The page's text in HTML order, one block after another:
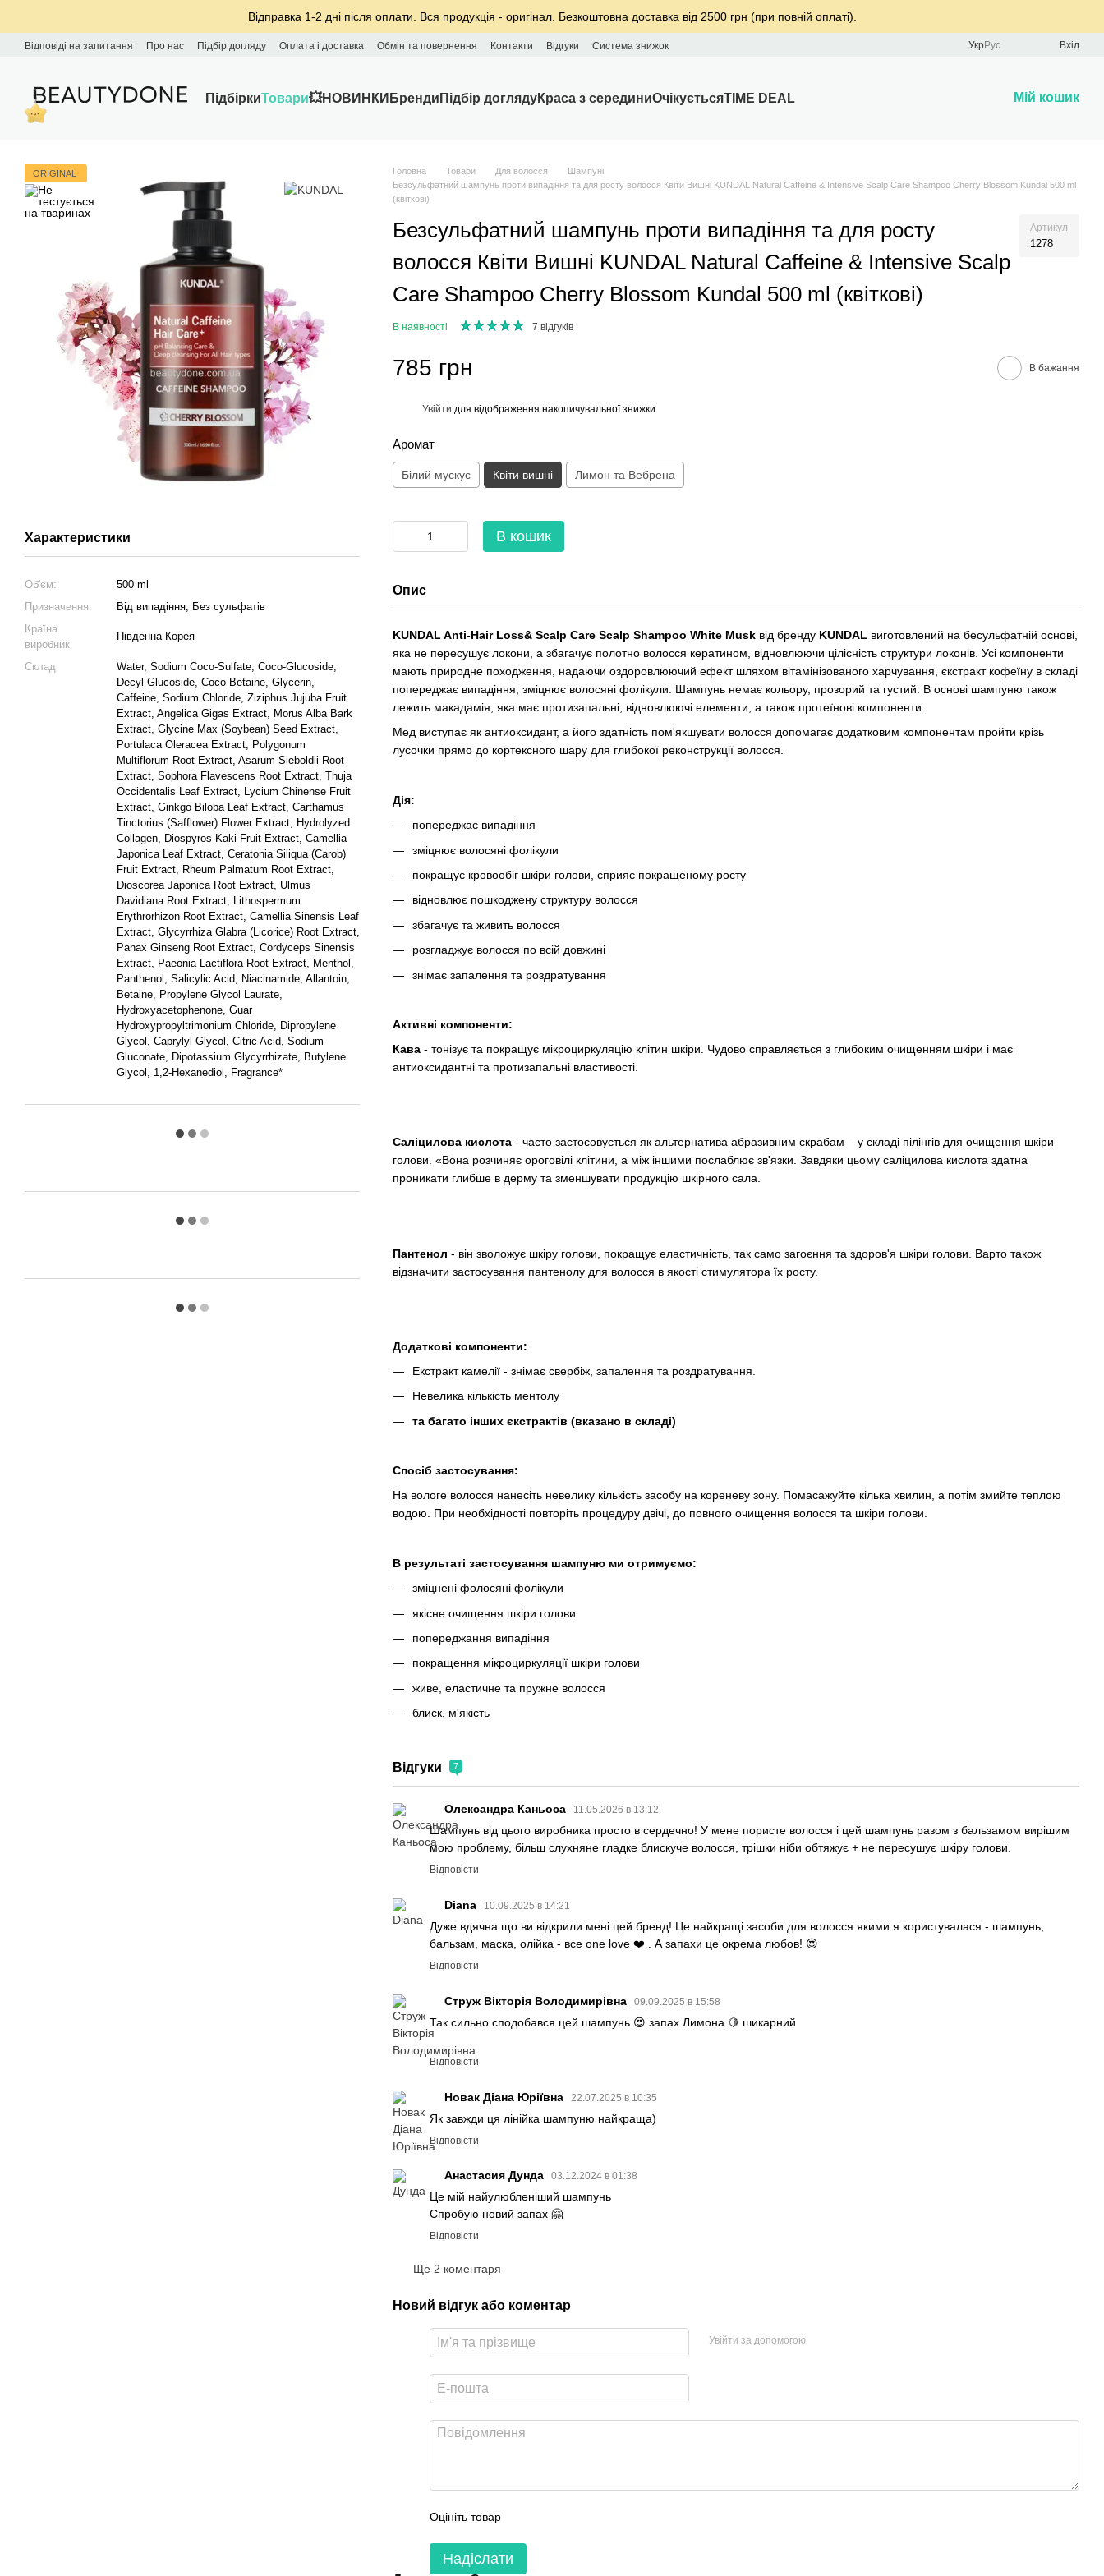
Відправка 1-2 дні після оплати. Вся продукція - оригінал. Безкоштовна доставка від 2500 грн (при повній оплаті).
Відповіді на запитання Про нас Підбір догляду Оплата і доставка Обмін та повернення Контакти Відгуки Система знижок УкрРус Вхід
ПідбіркиТовари💥НОВИНКИ Бренди Підбір доглядуКраса з серединиОчікуєтьсяTIME DEAL Мій кошик
ORIGINAL
Характеристики
Об'єм:
500 ml
Призначення:
Від випадіння, Без сульфатів
Країна
виробник
Південна Корея
Склад
Water, Sodium Coco-Sulfate, Coco-Glucoside,
Decyl Glucoside, Coco-Betaine, Glycerin,
Caffeine, Sodium Chloride, Ziziphus Jujuba Fruit
Extract, Angelica Gigas Extract, Morus Alba Bark
Extract, Glycine Max (Soybean) Seed Extract,
Portulaca Oleracea Extract, Polygonum
Multiflorum Root Extract, Asarum Sieboldii Root
Extract, Sophora Flavescens Root Extract, Thuja
Occidentalis Leaf Extract, Lycium Chinense Fruit
Extract, Ginkgo Biloba Leaf Extract, Carthamus
Tinctorius (Safflower) Flower Extract, Hydrolyzed
Collagen, Diospyros Kaki Fruit Extract, Camellia
Japonica Leaf Extract, Ceratonia Siliqua (Carob)
Fruit Extract, Rheum Palmatum Root Extract,
Dioscorea Japonica Root Extract, Ulmus
Davidiana Root Extract, Lithospermum
Erythrorhizon Root Extract, Camellia Sinensis Leaf
Extract, Glycyrrhiza Glabra (Licorice) Root Extract,
Panax Ginseng Root Extract, Cordyceps Sinensis
Extract, Paeonia Lactiflora Root Extract, Menthol,
Panthenol, Salicylic Acid, Niacinamide, Allantoin,
Betaine, Propylene Glycol Laurate,
Hydroxyacetophenone, Guar
Hydroxypropyltrimonium Chloride, Dipropylene
Glycol, Caprylyl Glycol, Citric Acid, Sodium
Gluconate, Dipotassium Glycyrrhizate, Butylene
Glycol, 1,2-Hexanediol, Fragrance*
Головна Товари Для волосся
Шампуні
Безсульфатний шампунь проти випадіння та для росту волосся Квіти Вишні KUNDAL Natural Caffeine & Intensive Scalp Care Shampoo Cherry Blossom Kundal 500 ml
(квіткові)
Безсульфатний шампунь проти випадіння та для росту
волосся Квіти Вишні KUNDAL Natural Caffeine & Intensive Scalp
Care Shampoo Cherry Blossom Kundal 500 ml (квіткові)
Артикул
1278
В наявності 7 відгуків
785 грн В бажання
Увійти для відображення накопичувальної знижки
Аромат
Білий мускус Квіти вишні Лимон та Вебрена
В кошик
Опис
KUNDAL Anti-Hair Loss& Scalp Care Scalp Shampoo White Musk від бренду KUNDAL виготовлений на бесульфатній основі,
яка не пересушує локони, а збагачує полотно волосся кератином, відновлюючи цілісність структури локонів. Усі компоненти
мають природне походження, надаючи оздоровлюючий ефект шляхом вітамінізованого харчування, єкстракт кофеїну в складі
попереджає випадіння, зміцнює волосяні фолікули. Шампунь немає кольору, прозорий та густий. В основі шампуню також
лежить макадамія, яка має протизапальні, відновлюючі елементи, а також протеїнові компоненти.
Мед виступає як антиоксидант, а його здатність пом'якшувати волосся допомагає додатковим компонентам пройти крізь
лусочки прямо до кортексного шару для глибокої реконструкції волосся.
Дія:
попереджає випадіння
зміцнює волосяні фолікули
покращує кровообіг шкіри голови, сприяє покращеному росту
відновлює пошкоджену структуру волосся
збагачує та живить волосся
розгладжує волосся по всій довжині
знімає запалення та роздратування
Активні компоненти:
Кава - тонізує та покращує мікроциркуляцію клітин шкіри. Чудово справляється з глибоким очищенням шкіри і має
антиоксидантні та протизапальні властивості.
Саліцилова кислота - часто застосовується як альтернатива абразивним скрабам – у складі пілінгів для очищення шкіри
голови. «Вона розчиняє ороговілі клітини, а між іншими послаблює зв'язки. Завдяки цьому саліцилова кислота здатна
проникати глибше в дерму та зменшувати продукцію шкірного сала.
Пантенол - він зволожує шкіру голови, покращує еластичність, так само загоєння та здоров'я шкіри голови. Варто також
відзначити застосування пантенолу для волосся в якості стимулятора їх росту.
Додаткові компоненти:
Екстракт камелії - знімає свербіж, запалення та роздратування.
Невелика кількість ментолу
та багато інших єкстрактів (вказано в складі)
Спосіб застосування:
На вологе волосся нанесіть невелику кількість засобу на кореневу зону. Помасажуйте кілька хвилин, а потім змийте теплою
водою. При необхідності повторіть процедуру двічі, до повного очищення волосся та шкіри голови.
В результаті застосування шампуню ми отримуємо:
зміцнені фолосяні фолікули
якісне очищення шкіри голови
попереджання випадіння
покращення мікроциркуляції шкіри голови
живе, еластичне та пружне волосся
блиск, м'якість
Відгуки 7
Олександра Каньоса 11.05.2026 в 13:12
Шампунь від цього виробника просто в сердечно! У мене пористе волосся і цей шампунь разом з бальзамом вирішим
мою проблему, більш слухняне гладке блискуче волосся, трішки ніби обтяжує + не пересушує шкіру голови.
Відповісти
Diana 10.09.2025 в 14:21
Дуже вдячна що ви відкрили мені цей бренд! Це найкращі засоби для волосся якими я користувалася - шампунь,
бальзам, маска, олійка - все one love ❤️ . А запахи це окрема любов! 😍
Відповісти
Струж Вікторія Володимирівна 09.09.2025 в 15:58
Так сильно сподобався цей шампунь 😍 запах Лимона 🍋 шикарний
Відповісти
Новак Діана Юріївна 22.07.2025 в 10:35
Як завжди ця лінійка шампуню найкраща)
Відповісти
Анастасия Дунда 03.12.2024 в 01:38
Це мій найулюбленіший шампунь
Спробую новий запах 🤗
Відповісти
Ще 2 коментаря
Новий відгук або коментар
Увійти за допомогою
Оцініть товар
Надіслати